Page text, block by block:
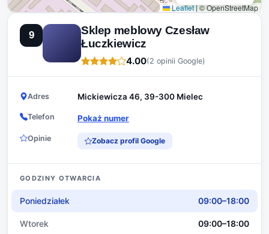
Leaflet|© OpenStreetMap
9
Sklep meblowy Czesław
Łuczkiewicz
4.00(2 opinii Google)
Adres Mickiewicza 46, 39-300 Mielec
Telefon Pokaż numer
Opinie Zobacz profil Google
GODZINY OTWARCIA
Poniedziałek 09:00–18:00
Wtorek 09:00–18:00